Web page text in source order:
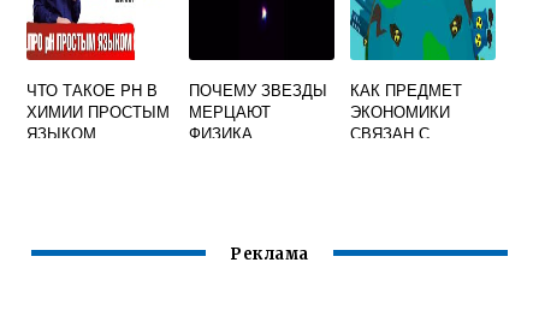
ЧТО ТАКОЕ PH В
ХИМИИ ПРОСТЫМ
ЯЗЫКОМ
ПОЧЕМУ ЗВЕЗДЫ
МЕРЦАЮТ
ФИЗИКА
КАК ПРЕДМЕТ
ЭКОНОМИКИ
СВЯЗАН С
ЕМ
Реклама